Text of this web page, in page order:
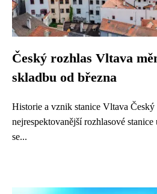
Český rozhlas Vltava
skladbu od března
Historie a vznik stanice Vltava
nejrespektovanější rozhlasové
se...